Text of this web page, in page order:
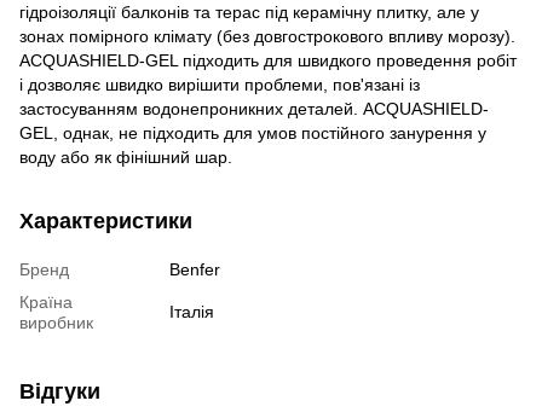
гідроізоляції балконів та терас під керамічну плитку, але у
зонах помірного клімату (без довгострокового впливу морозу).
ACQUASHIELD-GEL підходить для швидкого проведення робіт
і дозволяє швидко вирішити проблеми, пов'язані із
застосуванням водонепроникних деталей. ACQUASHIELD-
GEL, однак, не підходить для умов постійного занурення у
воду або як фінішний шар.
Характеристики
Бренд
Benfer
Країна
виробник
Італія
Відгуки